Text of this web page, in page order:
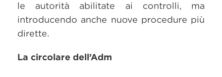
le autorità abilitate ai controlli, ma
introducendo anche nuove procedure più
dirette.
La circolare dell’Adm